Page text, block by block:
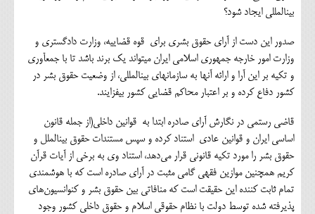
بین‎المللی ایجاد شود؟
صدور این دست از آرای حقوق بشری برای قوه قضاییه، وزارت دادگستری و
وزارت امور خارجه جمهوری اسلامی ایران می‎تواند یک برند باشد تا با جمع‎آوری
و تکیه بر این آرا و ارائه آنها به سازمان‎های بین‎المللی، از وضعیت حقوق بشر در
کشور دفاع کرده و بر اعتبار محاکم قضایی کشور بیفزایند.
قاضی رستمی در نگارش آرای صادره ابتدا به قوانین داخلی(از جمله قانون
اساسی ایران و قوانین عادی استناد کرده و سپس مستندات حقوق بین‎الملل و
حقوق بشر را مورد تکیه قانونی قرار می‌دهد، استناد وی به برخی از آیات قرآن
کریم همچنین موازین فقهی گامی مثبت در آرای صادره است که با هوشمندی
تمام ثابت کننده این حقیقت است که منافاتی بین حقوق بشر و کنوانسیون‌های
پذیرفته شده توسط دولت با نظام حقوقی اسلام و حقوق داخلی کشور وجود